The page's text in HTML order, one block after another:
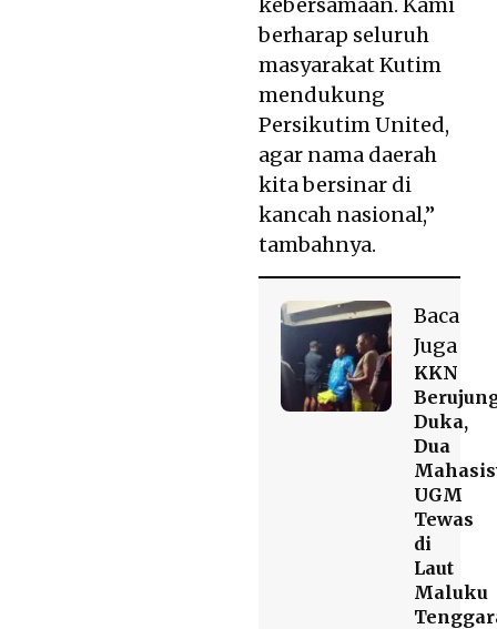
berharap seluruh
masyarakat Kutim
mendukung
Persikutim United,
agar nama daerah
kita bersinar di
kancah nasional,”
tambahnya.
Baca
Juga
KKN
Duka,
Dua
UGM
Tewas
di
Laut
Maluku